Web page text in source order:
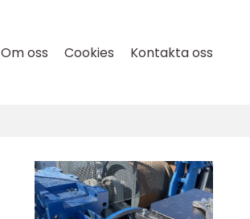
Om oss Cookies Kontakta oss